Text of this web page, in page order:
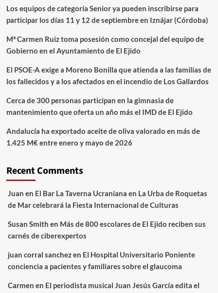
Los equipos de categoría Senior ya pueden inscribirse para
participar los días 11 y 12 de septiembre en Iznájar (Córdoba)
Mª Carmen Ruiz toma posesión como concejal del equipo de
Gobierno en el Ayuntamiento de El Ejido
El PSOE-A exige a Moreno Bonilla que atienda a las familias de
los fallecidos y a los afectados en el incendio de Los Gallardos
Cerca de 300 personas participan en la gimnasia de
mantenimiento que oferta un año más el IMD de El Ejido
Andalucía ha exportado aceite de oliva valorado en más de
1.425 M€ entre enero y mayo de 2026
Recent Comments
Juan en El Bar La Taverna Ucraniana en La Urba de Roquetas
de Mar celebrará la Fiesta Internacional de Culturas
Susan Smith en Más de 800 escolares de El Ejido reciben sus
carnés de ciberexpertos
juan corral sanchezen El Hospital Universitario Poniente
conciencia a pacientes y familiares sobre el glaucoma
Carmen en El periodista musical Juan Jesús García edita el